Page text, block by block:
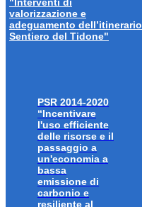
valorizzazione e
adeguamento dell’itinerario
Sentiero del Tidone"
PSR 2014-2020
“Incentivare
l'uso efficiente
delle risorse e il
passaggio a
un'economia a
bassa
emissione di
carbonio e
resiliente al